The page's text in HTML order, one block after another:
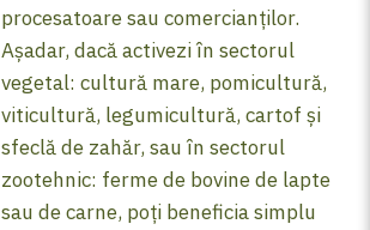
procesatoare sau comercianților.
Așadar, dacă activezi în sectorul
vegetal: cultură mare, pomicultură,
viticultură, legumicultură, cartof și
sfeclă de zahăr, sau în sectorul
zootehnic: ferme de bovine de lapte
sau de carne, poți beneficia simplu